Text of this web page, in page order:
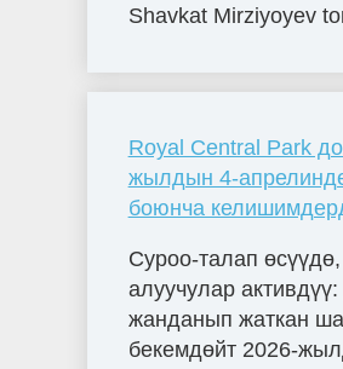
Shavkat Mirziyoyev
Royal Central Park
жылдын 4-
боюнча
Суроо-талап
алуучулар
жанданып жаткан
бекемдөйт 2026-